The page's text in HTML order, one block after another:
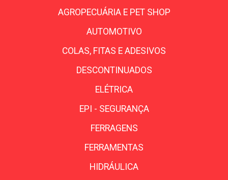
AGROPECUÁRIA E PET SHOP
AUTOMOTIVO
COLAS, FITAS E ADESIVOS
DESCONTINUADOS
ELÉTRICA
EPI - SEGURANÇA
FERRAGENS
FERRAMENTAS
HIDRÁULICA